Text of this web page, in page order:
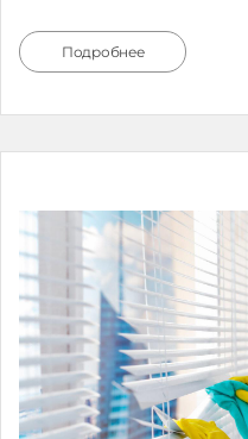
Подробнее